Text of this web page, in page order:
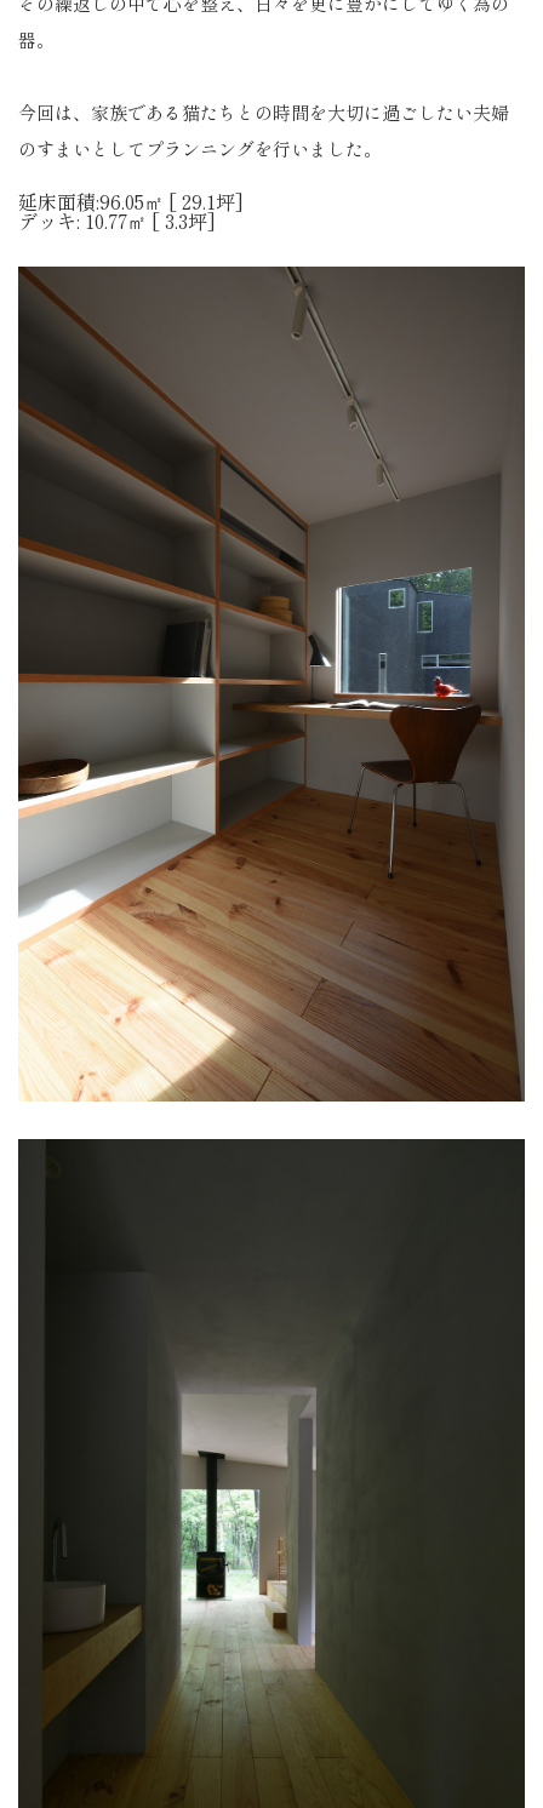
器。
今回は、家族である猫たちとの時間を大切に過ごしたい夫婦
のすまいとしてプランニングを行いました。
延床面積:96.05㎡ [ 29.1坪]
デッキ: 10.77㎡ [ 3.3坪]